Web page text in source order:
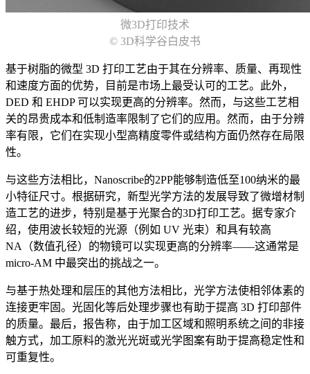
微3D打印技术
© 3D科学谷白皮书
基于树脂的微型 3D 打印工艺由于其在分辨率、质量、再现性
和速度方面的优势，目前是市场上最受认可的工艺。此外，
DED 和 EHDP 可以实现更高的分辨率。然而，与这些工艺相
关的昂贵成本和低制造率限制了它们的应用。然而，由于分辨
率有限，它们在实现小型高精度零件或结构方面仍然存在局限
性。
与这些方法相比，Nanoscribe的2PP能够制造低至100纳米的最
小特征尺寸。根据研究，新型光学方法的发展导致了微增材制
造工艺的进步，特别是基于光聚合的3D打印工艺。据专家介
绍，使用波长较短的光源（例如 UV 光束）和具有较高
NA（数值孔径）的物镜可以实现更高的分辨率——这通常是
micro-AM 中最突出的挑战之一。
与基于热处理和层压的其他方法相比，光学方法使相邻体素的
连接更牢固。光固化等后处理步骤也有助于提高 3D 打印部件
的质量。最后，报告称，由于加工区域和照明系统之间的非接
触方式，加工原料的激光光斑或光学图案有助于提高稳定性和
可重复性。